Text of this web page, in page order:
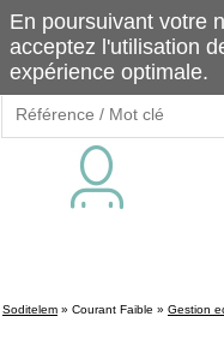
Soditelem » Courant Faible » Gestion
En poursuivant votre
acceptez l'utilisation
expérience